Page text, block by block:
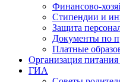
Финансово-
Стипендии и
Защита
Документы по
Платные
Организация питания
ГИА